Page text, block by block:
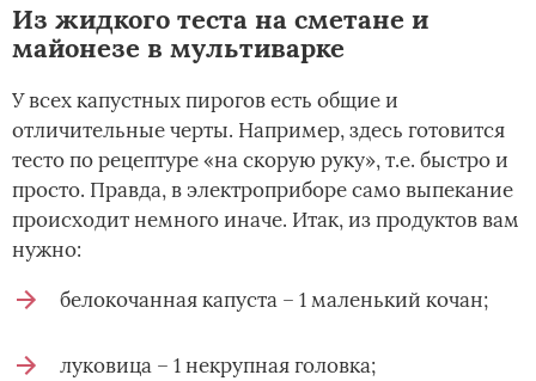
Из жидкого теста на сметане и
майонезе в мультиварке
У всех капустных пирогов есть общие и
отличительные черты. Например, здесь готовится
тесто по рецептуре «на скорую руку», т.е. быстро и
просто. Правда, в электроприборе само выпекание
происходит немного иначе. Итак, из продуктов вам
нужно:
белокочанная капуста – 1 маленький кочан;
луковица – 1 некрупная головка;